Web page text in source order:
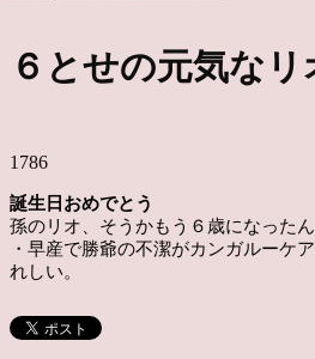
６とせの元気な
1786
誕生日おめでとう
孫のリオ、そうかもう６歳になったん
・早産で勝爺の不潔がカンガルーケ
れしい。